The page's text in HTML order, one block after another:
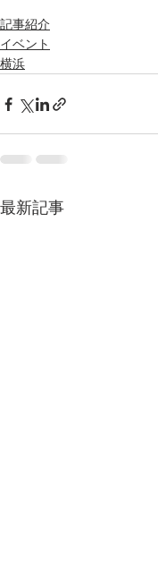
記事紹介
イベント
横浜
最新記事